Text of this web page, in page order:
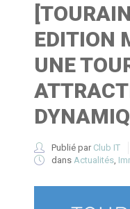
EDITION
UNE
Publié par Club IT
dans Actualités